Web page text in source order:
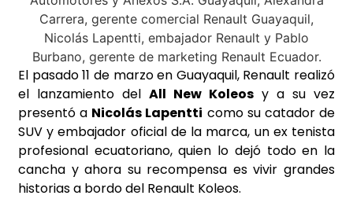
El pasado 11 de marzo en Guayaquil, Renault realizó
el lanzamiento del All New Koleos y a su vez
presentó a Nicolás Lapentti como su catador de
SUV y embajador oficial de la marca, un ex tenista
profesional ecuatoriano, quien lo dejó todo en la
cancha y ahora su recompensa es vivir grandes
historias a bordo del Renault Koleos.